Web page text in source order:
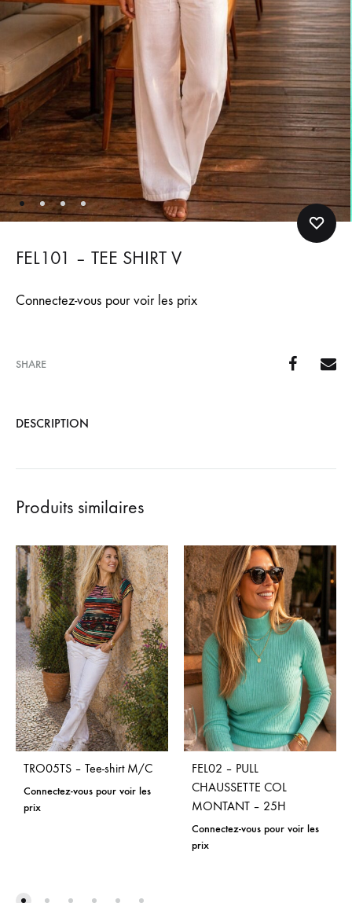
FEL101 – TEE SHIRT V
Connectez-vous pour voir les prix
SHARE
DESCRIPTION
Produits similaires
TRO05TS – Tee-shirt M/C
Connectez-vous pour voir les
prix
FEL02 – PULL
CHAUSSETTE COL
MONTANT – 25H
Connectez-vous pour voir les
prix